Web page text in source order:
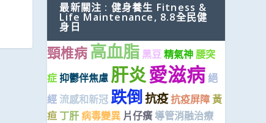
最新關注 : 健身養生 Fitness &
Life Maintenance, 8.8全民健
身日
頸椎病高血脂 黑豆精氣神 腰突
症抑鬱伴焦慮 肝炎愛滋病絕
經 流感和新冠 跌倒抗疫抗疫屏障黃
疸 丁肝病毒變異 片仔癀 導管消融治療